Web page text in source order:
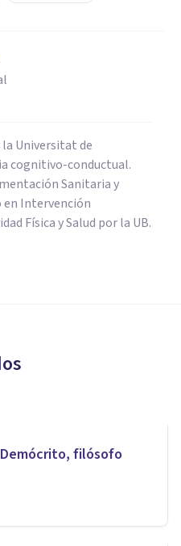
Universitat de
cognitivo-conductual.
Sanitaria y
en Intervención
Física y Salud por la UB.
filósofo